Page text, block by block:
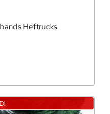
Heftrucks